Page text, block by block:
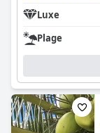
Luxe
Plage